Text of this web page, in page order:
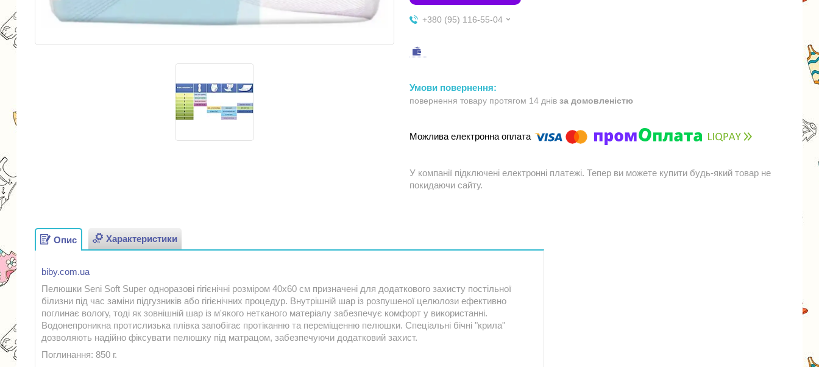
+380 (95) 116-55-04
повернення товару протягом 14 днів за домовленістю
У компанії підключені електронні платежі. Тепер ви можете купити будь-який товар не
покидаючи сайту.
Опис Характеристики
biby.com.ua
Пелюшки Seni Soft Super одноразові гігієнічні розміром 40х60 см призначені для додаткового захисту постільної
білизни під час заміни підгузників або гігієнічних процедур. Внутрішній шар із розпушеної целюлози ефективно
поглинає вологу, тоді як зовнішній шар із м'якого нетканого матеріалу забезпечує комфорт у використанні.
Водонепроникна протислизька плівка запобігає протіканню та переміщенню пелюшки. Спеціальні бічні "крила"
дозволяють надійно фіксувати пелюшку під матрацом, забезпечуючи додатковий захист.
Поглинання: 850 г.